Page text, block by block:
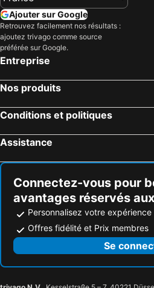
Ajouter sur Google
Retrouvez facilement nos résultats :
ajoutez trivago comme source
préférée sur Google.
Entreprise
Nos produits
Conditions et politiques
Assistance
Connectez-vous pour
avantages réservés
Personnalisez votre expérience
Offres fidélité et Prix membres
Se